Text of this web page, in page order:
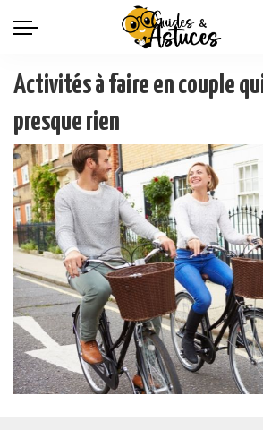
Activités à faire en couple
presque rien